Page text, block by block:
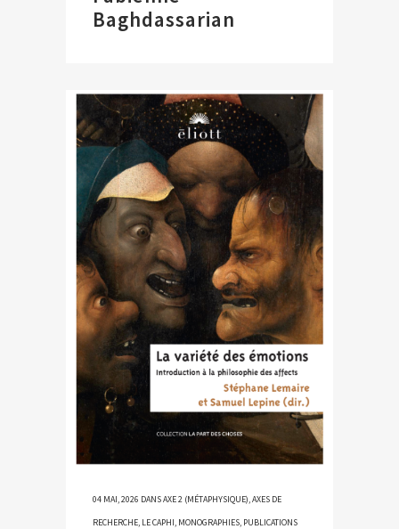
Baghdassarian
04 MAI, 2026 DANSAXE 2 (MÉTAPHYSIQUE),AXES DE
RECHERCHE, LE CAPHI, MONOGRAPHIES, PUBLICATIONS